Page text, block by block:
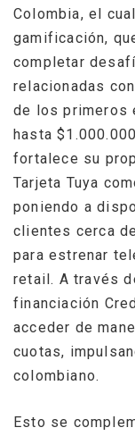
Colombia, el
gamificación,
completar
relacionadas
de los primeros
hasta
fortalece su
Tarjeta Tuya
poniendo a
clientes cerca
para estrenar
retail. A través
financiación
acceder de
cuotas,
colombiano.
Esto se